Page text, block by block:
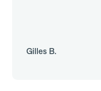
Gilles B.